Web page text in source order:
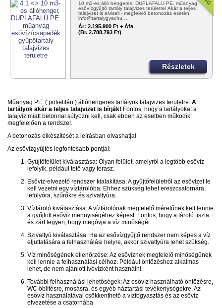
10 m3-es álló hengeres, DUPLAFALÚ PE. műanyag
esővízgyűjtő tartály talajvizes területre! Akár a teljes
talajvizet is elviseli - megfelelő betonozás esetén!
info@tartalygyar.hu …
Ár: 2.195.900 Ft + Áfa
(Br. 2.788.793 Ft)
Részletek
Műanyag PE. ( polietilén ) állóhengeres tartályok talajvizes területre. A
tartályok akár a teljes talajvizet is bírják! Fontos, hogy a tartályokat a
talajvíz miatt betonnal súlyozni kell, csak ebben az esetben működik
megfelelően a rendszer.
A betonozás elkészítését a leírásban olvashatja!
Az esővízgyűjtés legfontosabb pontjai:
Gyűjtőfelület kiválasztása: Olyan felület, amelyről a legtöbb esővíz
lefolyik, például tető vagy terasz.
Esővíz-elvezető rendszer kialakítása: A gyűjtőfelületről az esővizet le
kell vezetni egy víztárolóba. Ehhez szükség lehet ereszcsatornára,
lefolyóra, szűrőkre és szivattyúra.
Víztároló kiválasztása: A víztárolónak megfelelő méretűnek kell lennie
a gyűjtött esővíz mennyiségéhez képest. Fontos, hogy a tároló tiszta
és zárt legyen, hogy megóvja a víz minőségét.
Szivattyú kiválasztása: Ha az esővízgyűjtő rendszer nem képes a víz
eljuttatására a felhasználási helyre, akkor szivattyúra lehet szükség.
Víz minőségének ellenőrzése: Az esővíznek megfelelő minőségűnek
kell lennie a felhasználási célhoz. Például öntözéshez alkalmas
lehet, de nem ajánlott ivóvízként használni.
További felhasználási lehetőségek: Az esővíz használható öntözésre,
WC öblítésre, mosásra, és egyéb háztartási tevékenységekre. Az
esővíz használatával csökkenthető a vízfogyasztás és az esővíz
elvezetése a csatornába.